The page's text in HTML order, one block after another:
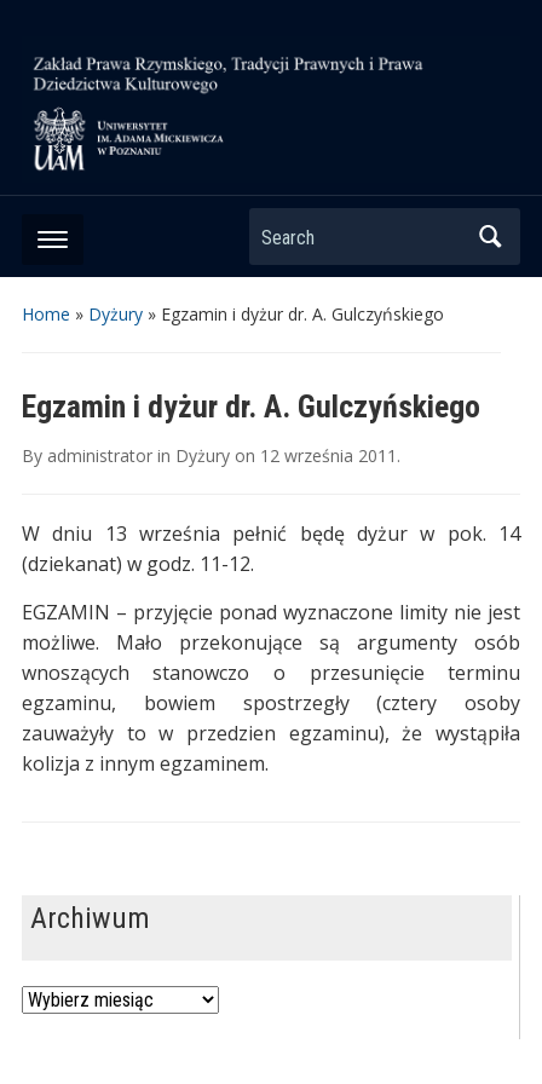
Search
Home » Dyżury» Egzamin i dyżur dr. A. Gulczyńskiego
Archiwum
Archiwum
Egzamin i dyżur dr. A. Gulczyńskiego
By administrator in Dyżuryon 12 września 2011 .
W dniu 13 września pełnić będę dyżur w pok. 14
(dziekanat) w godz. 11-12.
EGZAMIN – przyjęcie ponad wyznaczone limity nie jest
możliwe. Mało przekonujące są argumenty osób
wnoszących stanowczo o przesunięcie terminu
egzaminu, bowiem spostrzegły (cztery osoby
zauważyły to w przedzien egzaminu), że wystąpiła
kolizja z innym egzaminem.